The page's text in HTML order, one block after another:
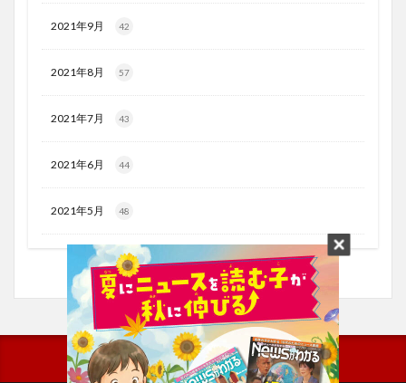
2021年9月 42
2021年8月 57
2021年7月 43
2021年6月 44
2021年5月 48